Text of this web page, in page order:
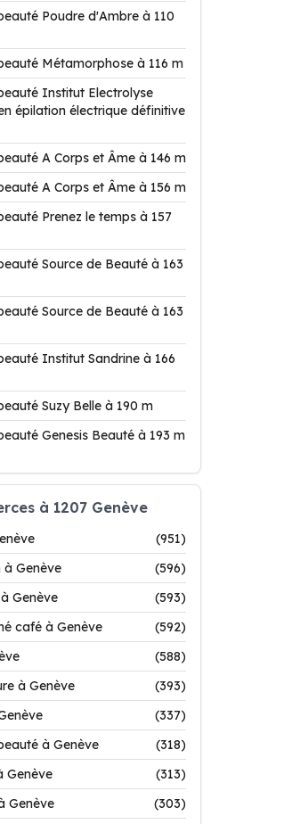
Poudre d'Ambre à 110
Métamorphose à 116 m
Institut Electrolyse
épilation électrique définitive
A Corps et Âme à 146 m
A Corps et Âme à 156 m
Prenez le temps à 157
Source de Beauté à 163
Source de Beauté à 163
Institut Sandrine à 166
Suzy Belle à 190 m
Genesis Beauté à 193 m
à 1207 Genève
(951)
Genève
(596)
Genève
(593)
café à Genève
(592)
(588)
à Genève
(393)
(337)
à Genève
(318)
Genève
(313)
Genève
(303)